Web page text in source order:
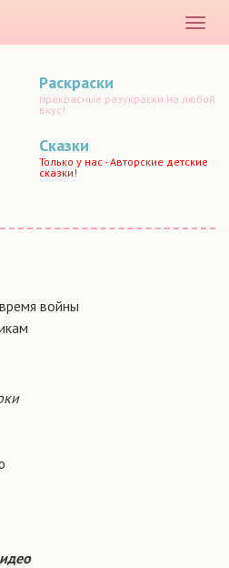
меню
Раскраски
прекрасные разукраски на любой
вкус!
Сказки
Только у нас - Авторские детские
сказки!
войны